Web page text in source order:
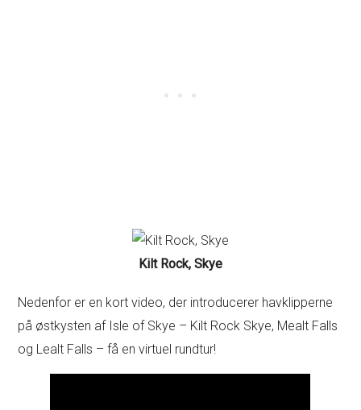
Kilt Rock, Skye
Nedenfor er en kort video, der introducerer havklipperne
på østkysten af Isle of Skye – Kilt Rock Skye, Mealt Falls
og Lealt Falls – få en virtuel rundtur!